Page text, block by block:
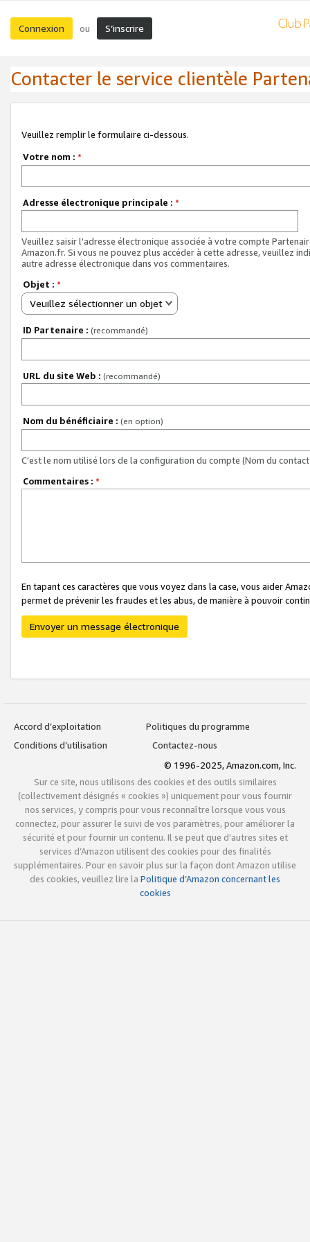
Connexion ou S’inscrire
Contacter le service clientèle
Veuillez remplir le formulaire ci-dessous.
Votre nom : *
Adresse électronique principale : *
Veuillez saisir l'adresse électronique associée à votre compte
Amazon.fr. Si vous ne pouvez plus accéder à cette adresse, veuillez
autre adresse électronique dans vos commentaires.
Objet : *
Veuillez sélectionner un objet
ID Partenaire : (recommandé)
URL du site Web : (recommandé)
Nom du bénéficiaire : (en option)
C'est le nom utilisé lors de la configuration du compte (Nom du
Commentaires : *
En tapant ces caractères que vous voyez dans la case, vous aider
permet de prévenir les fraudes et les abus, de manière à pouvoir
Envoyer un message électronique
Accord d’exploitation
Politiques du programme
Conditions d’utilisation
Contactez-nous
© 1996-2025, Amazon.com, Inc.
Sur ce site, nous utilisons des cookies et des outils similaires
(collectivement désignés « cookies ») uniquement pour vous fournir
nos services, y compris pour vous reconnaître lorsque vous vous
connectez, pour assurer le suivi de vos paramètres, pour améliorer la
sécurité et pour fournir un contenu. Il se peut que d’autres sites et
services d’Amazon utilisent des cookies pour des finalités
supplémentaires. Pour en savoir plus sur la façon dont Amazon utilise
des cookies, veuillez lire la Politique d’Amazon concernant les
cookies